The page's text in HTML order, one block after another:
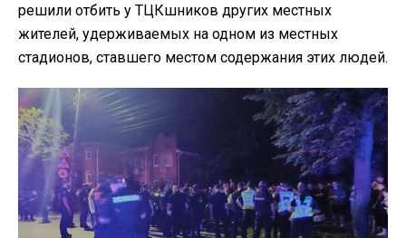
решили отбить у ТЦКшников других местных
жителей, удерживаемых на одном из местных
стадионов, ставшего местом содержания этих людей.